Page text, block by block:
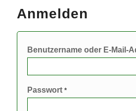
Anmelden
Benutzername oder E-Mail-
Passwort *